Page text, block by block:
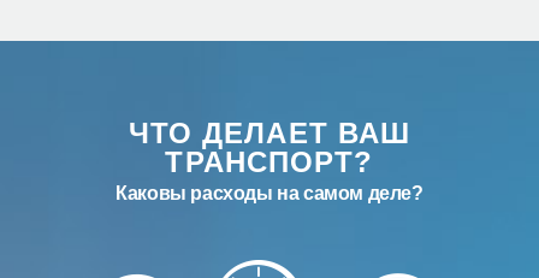
ЧТО ДЕЛАЕТ ВАШ
ТРАНСПОРТ?
Каковы расходы на самом деле?